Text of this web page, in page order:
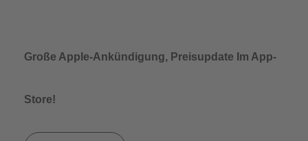
Große Apple-Ankündigung, Preisupdate Im App-
Store!